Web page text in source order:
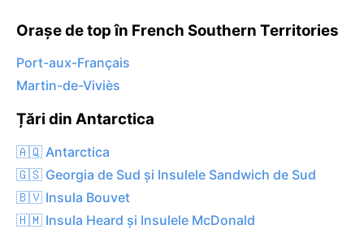
Orașe de top în French Southern Territories
Port-aux-Français
Martin-de-Viviès
Țări din Antarctica
🇦🇶 Antarctica
🇬🇸 Georgia de Sud și Insulele Sandwich de Sud
🇧🇻 Insula Bouvet
🇭🇲 Insula Heard și Insulele McDonald